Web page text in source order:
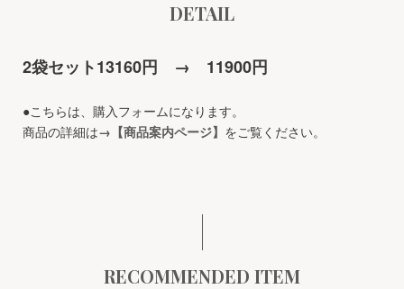
DETAIL
2袋セット13160円 → 11900円
●こちらは、購入フォームになります。
商品の詳細は→【商品案内ページ】 をご覧ください。
RECOMMENDED ITEM